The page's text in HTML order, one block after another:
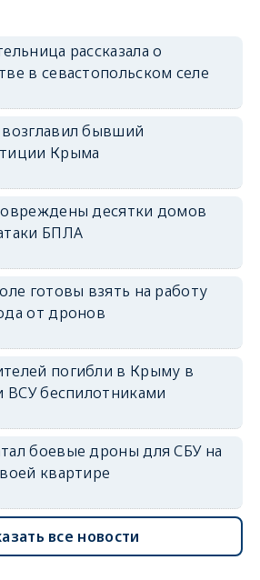
рассказала о
в севастопольском селе
бывший
Крыма
десятки домов
БПЛА
готовы взять на работу
от дронов
погибли в Крыму в
ВСУ беспилотниками
боевые дроны для СБУ на
квартире
все новости